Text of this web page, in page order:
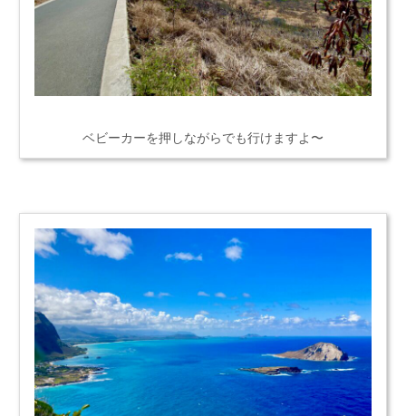
ベビーカーを押しながらでも行けますよ〜